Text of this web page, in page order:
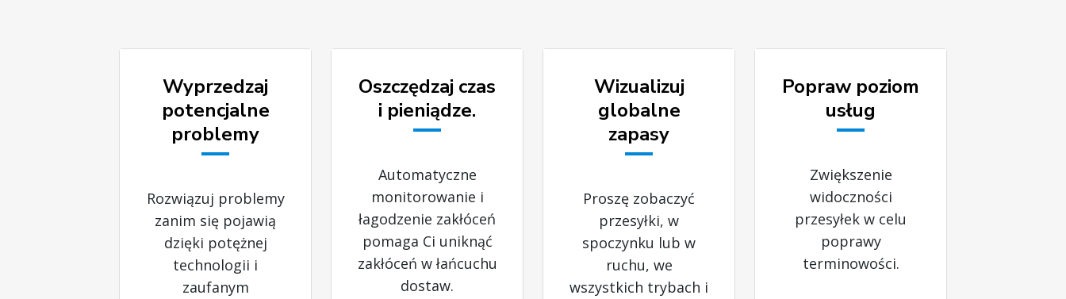
Wyprzedzaj
potencjalne
problemy
Rozwiązuj problemy
zanim się pojawią
dzięki potężnej
technologii i
zaufanym
Oszczędzaj czas
i pieniądze.
Automatyczne
monitorowanie i
łagodzenie zakłóceń
pomaga Ci uniknąć
zakłóceń w łańcuchu
dostaw.
Wizualizuj
globalne
zapasy
Proszę zobaczyć
przesyłki, w
spoczynku lub w
ruchu, we
wszystkich trybach i
Popraw poziom
usług
Zwiększenie
widoczności
przesyłek w celu
poprawy
terminowości.